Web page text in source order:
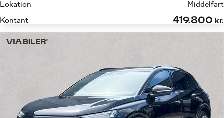
Lokation
Middelfart
Kontant
419.800 kr.